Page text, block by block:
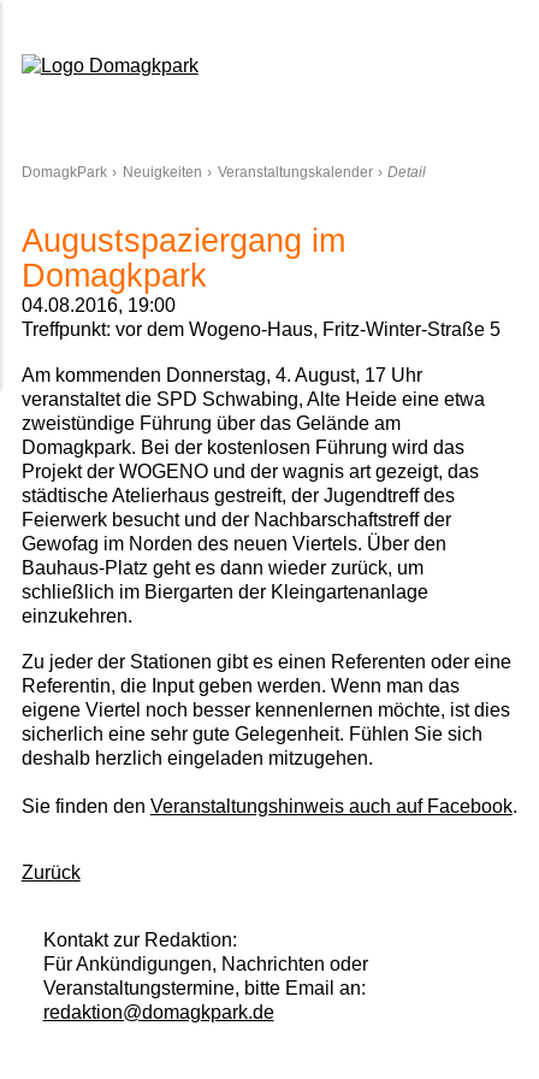
DomagkPark Neuigkeiten Veranstaltungskalender Detail
Augustspaziergang im
Domagkpark
04.08.2016, 19:00
Treffpunkt: vor dem Wogeno-Haus, Fritz-Winter-Straße 5
Am kommenden Donnerstag, 4. August, 17 Uhr
veranstaltet die SPD Schwabing, Alte Heide eine etwa
zweistündige Führung über das Gelände am
Domagkpark. Bei der kostenlosen Führung wird das
Projekt der WOGENO und der wagnis art gezeigt, das
städtische Atelierhaus gestreift, der Jugendtreff des
Feierwerk besucht und der Nachbarschaftstreff der
Gewofag im Norden des neuen Viertels. Über den
Bauhaus-Platz geht es dann wieder zurück, um
schließlich im Biergarten der Kleingartenanlage
einzukehren.
Zu jeder der Stationen gibt es einen Referenten oder eine
Referentin, die Input geben werden. Wenn man das
eigene Viertel noch besser kennenlernen möchte, ist dies
sicherlich eine sehr gute Gelegenheit. Fühlen Sie sich
deshalb herzlich eingeladen mitzugehen.
Sie finden den Veranstaltungshinweis auch auf Facebook.
Zurück
Kontakt zur Redaktion:
Für Ankündigungen, Nachrichten oder
Veranstaltungstermine, bitte Email an:
redaktion@domagkpark.de